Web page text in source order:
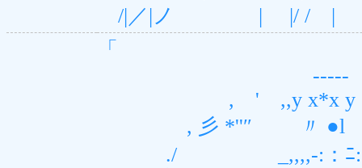
/|／|ノ | |/ / |
「
-‐‐‐-
, ' ,,y x*x y
, 彡 *''″ 〃 ●l
./ _,,,,-:：ﾆ:ﾆ'